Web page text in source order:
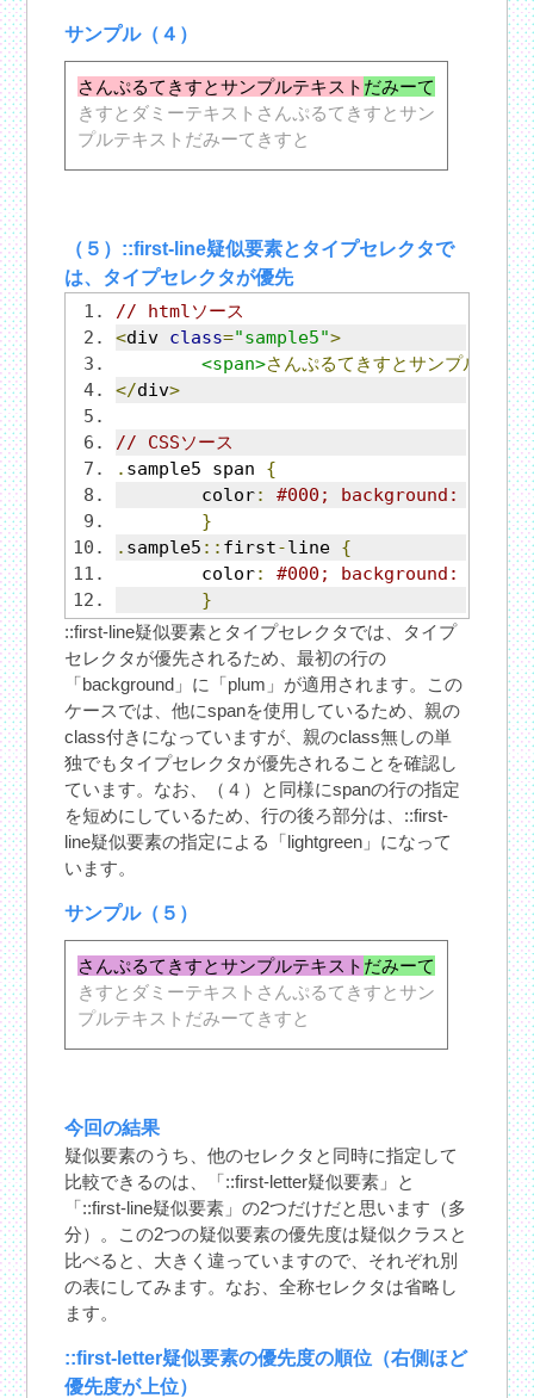
サンプル（４）
さんぷるてきすとサンプルテキスト だみーて
きすとダミーテキストさんぷるてきすとサン
プルテキストだみーてきすと
（５）::first-line疑似要素とタイプセレクタで
は、タイプセレクタが優先
// htmlソース
<div class="sample5">
<span>さんぷるてきすとサンプルテキ
</div>
// CSSソース
. sample5 span {
	color
:
#000; background: plum;
}
. sample5 :: first-line {
	color
:
#000; background:
}
::first-line疑似要素とタイプセレクタでは、タイプ
セレクタが優先されるため、最初の行の
「background」に「plum」が適用されます。この
ケースでは、他にspanを使用しているため、親の
class付きになっていますが、親のclass無しの単
独でもタイプセレクタが優先されることを確認し
ています。なお、（４）と同様にspanの行の指定
を短めにしているため、行の後ろ部分は、::first-
line疑似要素の指定による「lightgreen」になって
います。
サンプル（５）
さんぷるてきすとサンプルテキスト だみーて
きすとダミーテキストさんぷるてきすとサン
プルテキストだみーてきすと
今回の結果
疑似要素のうち、他のセレクタと同時に指定して
比較できるのは、「::first-letter疑似要素」と
「::first-line疑似要素」の2つだけだと思います（多
分）。この2つの疑似要素の優先度は疑似クラスと
比べると、大きく違っていますので、それぞれ別
の表にしてみます。なお、全称セレクタは省略し
ます。
::first-letter疑似要素の優先度の順位（右側ほど
優先度が上位）